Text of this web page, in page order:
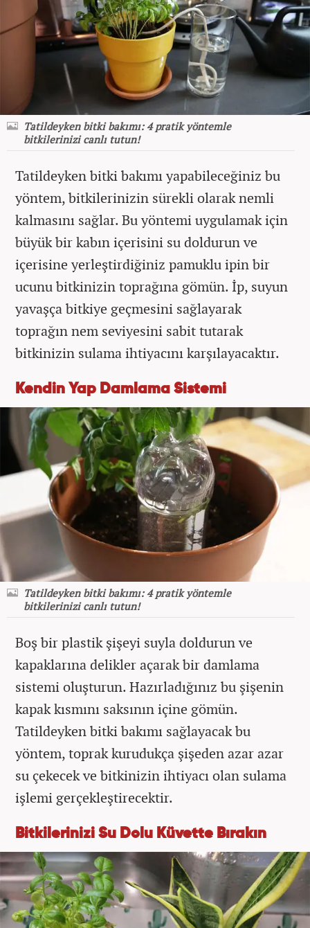
Tatildeyken bitki bakımı: 4 pratik yöntemle
bitkilerinizi canlı tutun!
Tatildeyken bitki bakımı yapabileceğiniz bu
yöntem, bitkilerinizin sürekli olarak nemli
kalmasını sağlar. Bu yöntemi uygulamak için
büyük bir kabın içerisini su doldurun ve
içerisine yerleştirdiğiniz pamuklu ipin bir
ucunu bitkinizin toprağına gömün. İp, suyun
yavaşça bitkiye geçmesini sağlayarak
toprağın nem seviyesini sabit tutarak
bitkinizin sulama ihtiyacını karşılayacaktır.
Kendin Yap Damlama Sistemi
Tatildeyken bitki bakımı: 4 pratik yöntemle
bitkilerinizi canlı tutun!
Boş bir plastik şişeyi suyla doldurun ve
kapaklarına delikler açarak bir damlama
sistemi oluşturun. Hazırladığınız bu şişenin
kapak kısmını saksının içine gömün.
Tatildeyken bitki bakımı sağlayacak bu
yöntem, toprak kurudukça şişeden azar azar
su çekecek ve bitkinizin ihtiyacı olan sulama
işlemi gerçekleştirecektir.
Bitkilerinizi Su Dolu Küvette Bırakın